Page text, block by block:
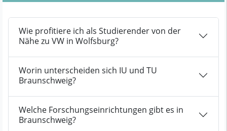
Wie profitiere ich als Studierender von der
Nähe zu VW in Wolfsburg?
Worin unterscheiden sich IU und TU
Braunschweig?
Welche Forschungseinrichtungen gibt es in
Braunschweig?